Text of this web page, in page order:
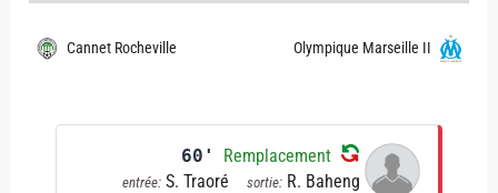
Cannet Rocheville Olympique Marseille II
60' Remplacement
entrée: S. Traoré sortie: R. Baheng